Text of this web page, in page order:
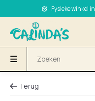
Fysieke winkel in Den Haag
Terug